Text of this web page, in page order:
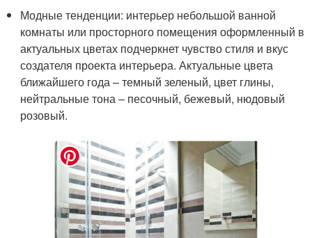
Модные тенденции: интерьер небольшой ванной
комнаты или просторного помещения оформленный в
актуальных цветах подчеркнет чувство стиля и вкус
создателя проекта интерьера. Актуальные цвета
ближайшего года – темный зеленый, цвет глины,
нейтральные тона – песочный, бежевый, нюдовый
розовый.